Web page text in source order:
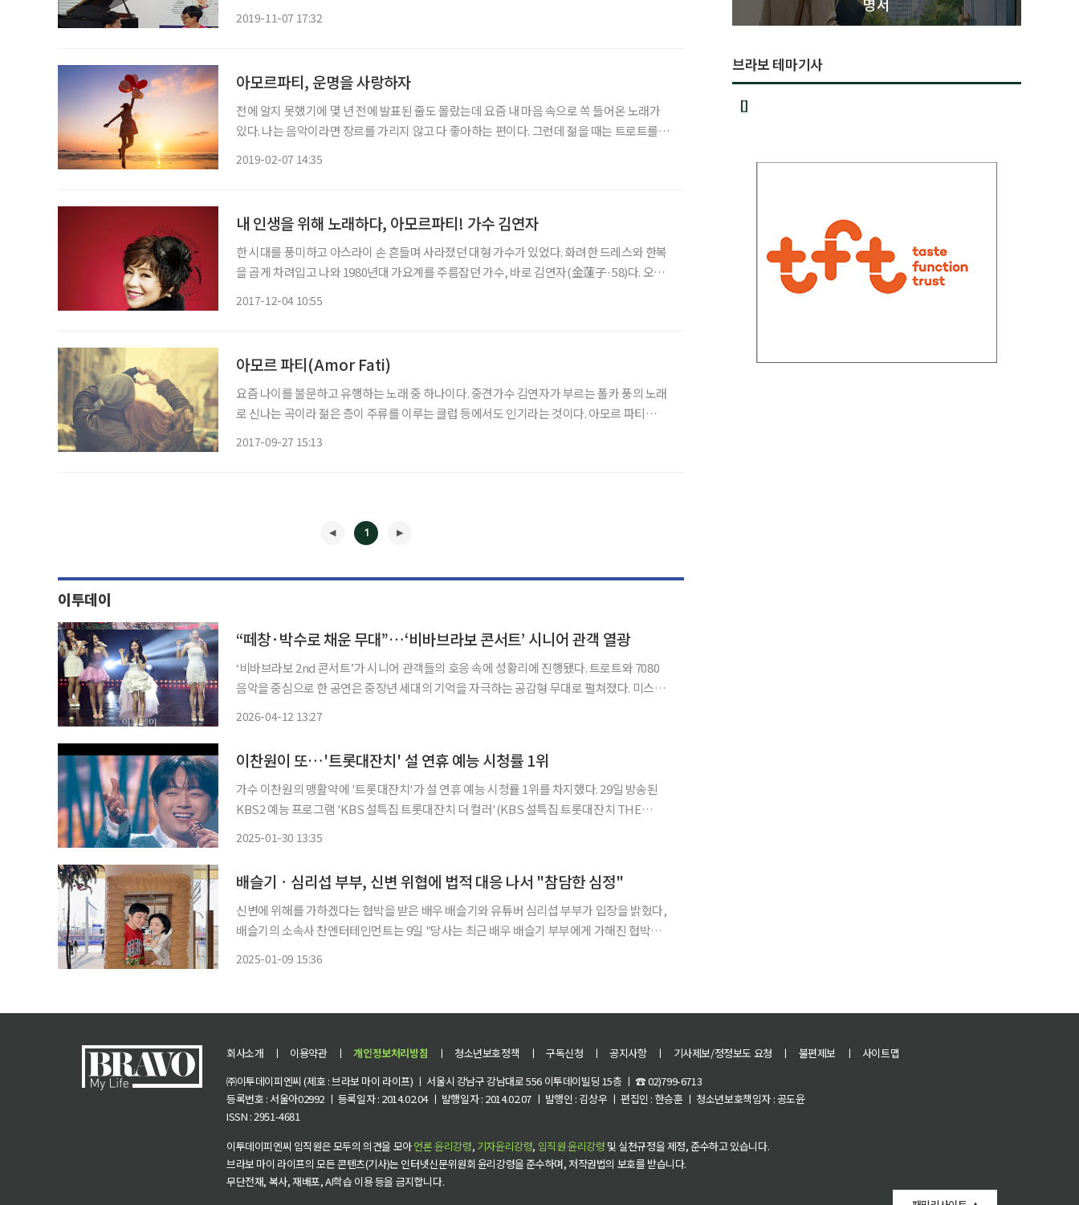
2019-11-07 17:32
아모르파티, 운명을 사랑하자
전에 알지 못했기에 몇 년 전에 발표된 줄도 몰랐는데 요즘 내 마음 속으로 쏙 들어온 노래가
있다. 나는 음악이라면 장르를 가리지 않고 다 좋아하는 편이다. 그런데 젊을 때는 트로트를 듣
2019-02-07 14:35
내 인생을 위해 노래하다, 아모르파티! 가수 김연자
한 시대를 풍미하고 아스라이 손 흔들며 사라졌던 대형 가수가 있었다. 화려한 드레스와 한복
을 곱게 차려입고 나와 1980년대 가요계를 주름잡던 가수, 바로 김연자(金蓮子·58)다. 오랜
2017-12-04 10:55
아모르 파티(Amor Fati)
요즘 나이를 불문하고 유행하는 노래 중 하나이다. 중견가수 김연자가 부르는 폴카 풍의 노래
로 신나는 곡이라 젊은 층이 주류를 이루는 클럽 등에서도 인기라는 것이다. 아모르 파티
2017-09-27 15:13
1
이투데이
“떼창·박수로 채운 무대”…‘비바브라보 콘서트’ 시니어 관객 열광
‘비바브라보 2nd 콘서트’가 시니어 관객들의 호응 속에 성황리에 진행됐다. 트로트와 7080
음악을 중심으로 한 공연은 중장년 세대의 기억을 자극하는 공감형 무대로 펼쳐졌다. 미스트
2026-04-12 13:27
이찬원이 또…'트롯대잔치' 설 연휴 예능 시청률 1위
가수 이찬원의 맹활약에 '트롯대잔치'가 설 연휴 예능 시청률 1위를 차지했다. 29일 방송된
KBS2 예능 프로그램 'KBS 설특집 트롯대잔치 더 컬러'(KBS 설특집 트롯대잔치 THE
2025-01-30 13:35
배슬기ㆍ심리섭 부부, 신변 위협에 법적 대응 나서 "참담한 심정"
신변에 위해를 가하겠다는 협박을 받은 배우 배슬기와 유튜버 심리섭 부부가 입장을 밝혔다,
배슬기의 소속사 찬엔터테인먼트는 9일 "당사는 최근 배우 배슬기 부부에게 가해진 협박에
2025-01-09 15:36
브라보 테마기사
[]
회사소개 ㅣ 이용약관 ㅣ 개인정보처리방침 ㅣ 청소년보호정책 ㅣ 구독신청 ㅣ 공지사항 ㅣ 기사제보/정정보도 요청 ㅣ 불편제보 ㅣ
사이트맵
㈜이투데이피엔씨 (제호 : 브라보 마이 라이프) ㅣ 서울시 강남구 강남대로 556 이투데이빌딩 15층 ㅣ ☎ 02)799-6713
등록번호 : 서울아02992 ㅣ 등록일자 : 2014.02.04 ㅣ 발행일자 : 2014.02.07 ㅣ 발행인 : 김상우 ㅣ 편집인 : 한승훈 ㅣ 청소년보호책임자 : 공도윤
ISSN : 2951-4681
이투데이피엔씨 임직원은 모두의 의견을 모아언론 윤리강령, 기자윤리강령, 임직원 윤리강령 및 실천규정을 제정, 준수하고 있습니다.
브라보 마이 라이프의 모든 콘텐츠(기사)는 인터넷신문위원회 윤리강령을 준수하며, 저작권법의 보호를 받습니다.
무단전재, 복사, 재배포, AI학습 이용 등을 금지합니다.